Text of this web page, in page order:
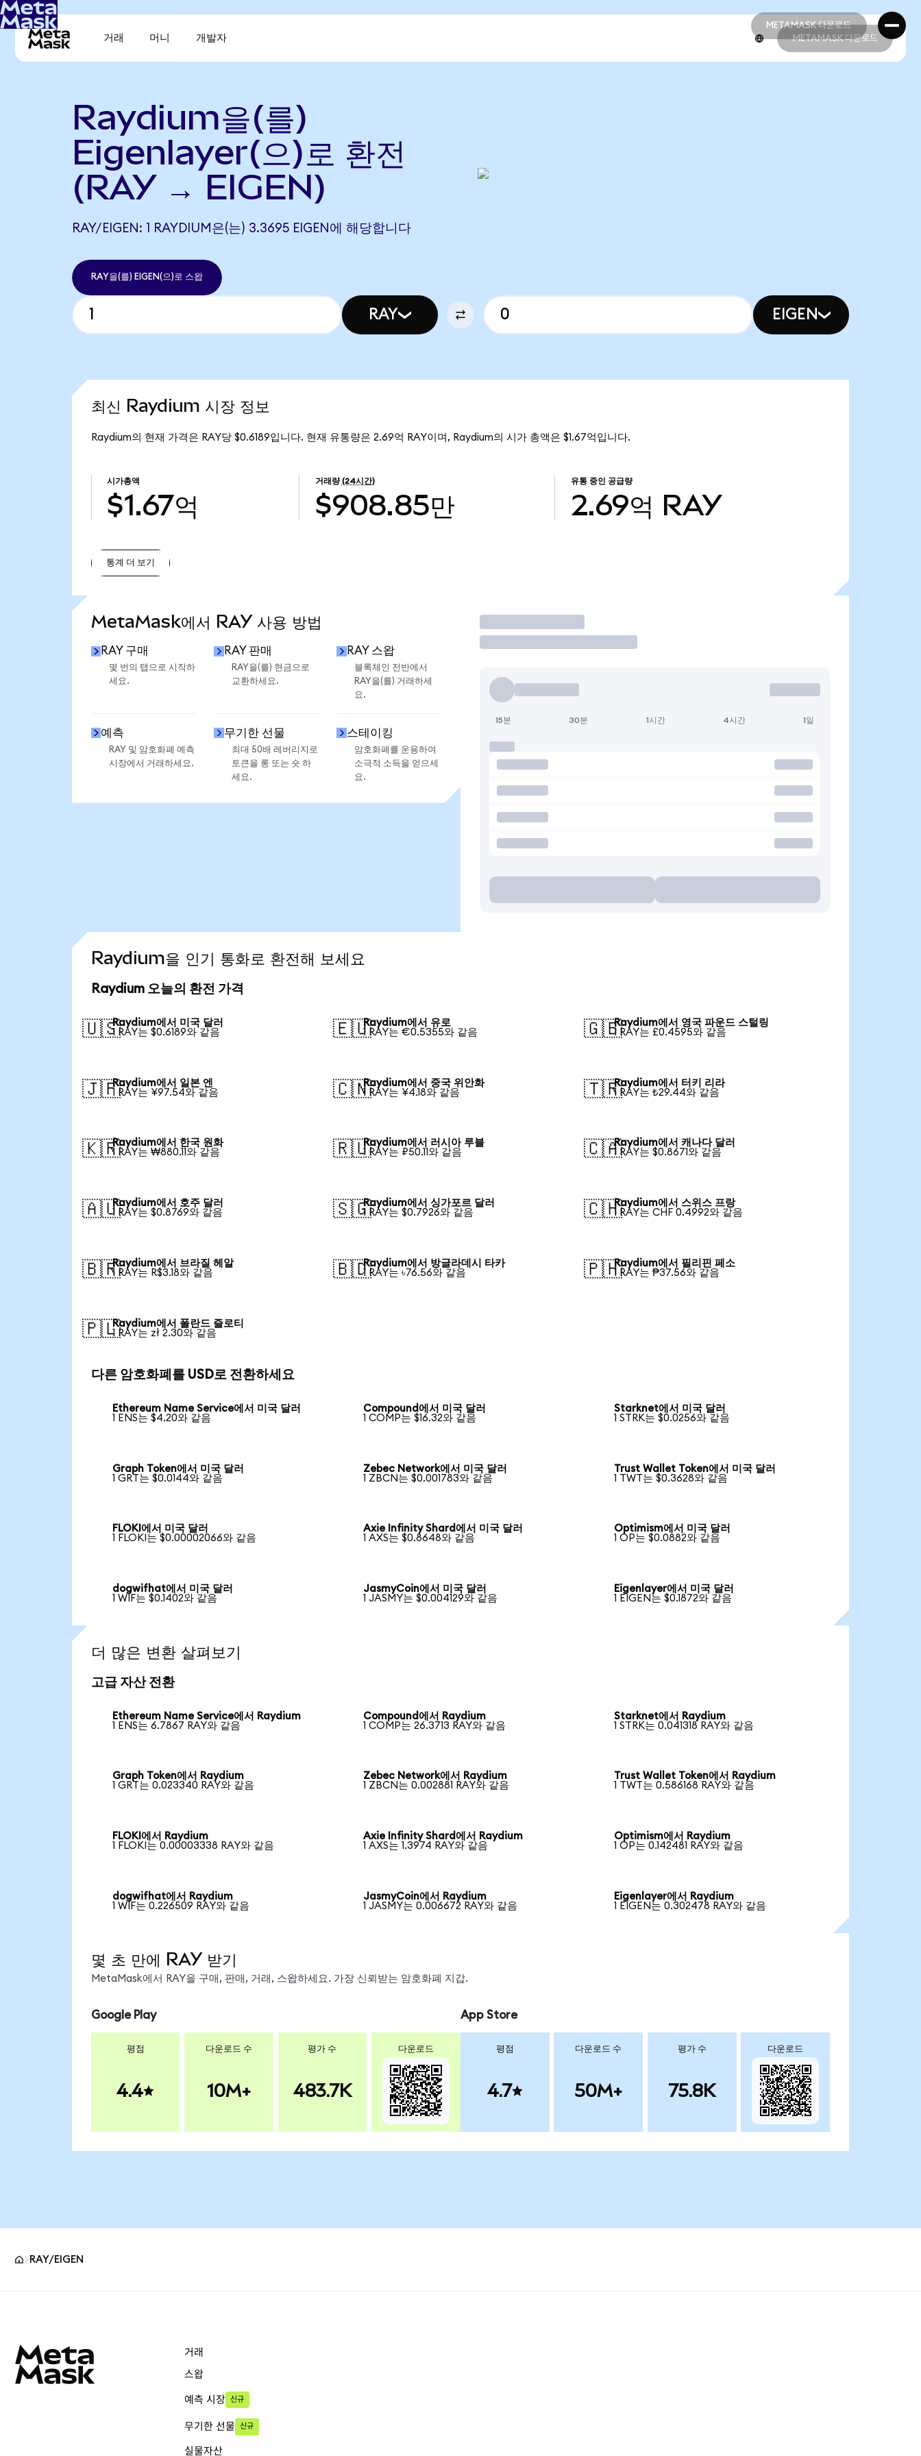
METAMASK 다운로드
METAMASK 다운로드
거래 머니 개발자 METAMASK 다운로드
Raydium을(를)
Eigenlayer(으)로 환전
(RAY → EIGEN)
RAY/EIGEN: 1 RAYDIUM은(는) 3.3695 EIGEN에 해당합니다
RAY을(를) EIGEN(으)로 스왑
RAY EIGEN
최신 Raydium 시장 정보
Raydium의 현재 가격은 RAY당 $0.6189입니다. 현재 유통량은 2.69억 RAY이며, Raydium의 시가 총액은 $1.67억입니다.
시가총액
$1.67억
거래량 (24시간)
$908.85만
유통 중인 공급량
2.69억 RAY
통계 더 보기
MetaMask에서 RAY 사용 방법
RAY 구매
몇 번의 탭으로 시작하
세요.
RAY 판매
RAY을(를) 현금으로
교환하세요.
RAY 스왑
블록체인 전반에서
RAY을(를) 거래하세
요.
예측
RAY 및 암호화폐 예측
시장에서 거래하세요.
무기한 선물
최대 50배 레버리지로
토큰을 롱 또는 숏 하
세요.
스테이킹
암호화폐를 운용하여
소극적 소득을 얻으세
요.
거래
15분 30분 1시간 4시간 1일
Raydium을 인기 통화로 환전해 보세요
Raydium 오늘의 환전 가격
🇺🇸Raydium에서 미국 달러
1 RAY는 $0.6189와 같음
🇪🇺Raydium에서 유로
1 RAY는 €0.5355와 같음
🇬🇧Raydium에서 영국 파운드 스털링
1 RAY는 £0.4595와 같음
🇯🇵Raydium에서 일본 엔
1 RAY는 ¥97.54와 같음
🇨🇳Raydium에서 중국 위안화
1 RAY는 ¥4.18와 같음
🇹🇷Raydium에서 터키 리라
1 RAY는 ₺29.44와 같음
🇰🇷Raydium에서 한국 원화
1 RAY는 ₩880.11와 같음
🇷🇺Raydium에서 러시아 루블
1 RAY는 ₽50.11와 같음
🇨🇦Raydium에서 캐나다 달러
1 RAY는 $0.8671와 같음
🇦🇺Raydium에서 호주 달러
1 RAY는 $0.8769와 같음
🇸🇬Raydium에서 싱가포르 달러
1 RAY는 $0.7926와 같음
🇨🇭Raydium에서 스위스 프랑
1 RAY는 CHF 0.4992와 같음
🇧🇷Raydium에서 브라질 헤알
1 RAY는 R$3.18와 같음
🇧🇩Raydium에서 방글라데시 타카
1 RAY는 ৳76.56와 같음
🇵🇭Raydium에서 필리핀 페소
1 RAY는 ₱37.56와 같음
🇵🇱Raydium에서 폴란드 즐로티
1 RAY는 zł 2.30와 같음
다른 암호화폐를 USD로 전환하세요
Ethereum Name Service에서 미국 달러
1 ENS는 $4.20와 같음
Compound에서 미국 달러
1 COMP는 $16.32와 같음
Starknet에서 미국 달러
1 STRK는 $0.0256와 같음
Graph Token에서 미국 달러
1 GRT는 $0.0144와 같음
Zebec Network에서 미국 달러
1 ZBCN는 $0.001783와 같음
Trust Wallet Token에서 미국 달러
1 TWT는 $0.3628와 같음
FLOKI에서 미국 달러
1 FLOKI는 $0.00002066와 같음
Axie Infinity Shard에서 미국 달러
1 AXS는 $0.8648와 같음
Optimism에서 미국 달러
1 OP는 $0.0882와 같음
dogwifhat에서 미국 달러
1 WIF는 $0.1402와 같음
JasmyCoin에서 미국 달러
1 JASMY는 $0.004129와 같음
Eigenlayer에서 미국 달러
1 EIGEN는 $0.1872와 같음
더 많은 변환 살펴보기
고급 자산 전환
Ethereum Name Service에서 Raydium
1 ENS는 6.7867 RAY와 같음
Compound에서 Raydium
1 COMP는 26.3713 RAY와 같음
Starknet에서 Raydium
1 STRK는 0.041318 RAY와 같음
Graph Token에서 Raydium
1 GRT는 0.023340 RAY와 같음
Zebec Network에서 Raydium
1 ZBCN는 0.002881 RAY와 같음
Trust Wallet Token에서 Raydium
1 TWT는 0.586168 RAY와 같음
FLOKI에서 Raydium
1 FLOKI는 0.00003338 RAY와 같음
Axie Infinity Shard에서 Raydium
1 AXS는 1.3974 RAY와 같음
Optimism에서 Raydium
1 OP는 0.142481 RAY와 같음
dogwifhat에서 Raydium
1 WIF는 0.226509 RAY와 같음
JasmyCoin에서 Raydium
1 JASMY는 0.006672 RAY와 같음
Eigenlayer에서 Raydium
1 EIGEN는 0.302478 RAY와 같음
몇 초 만에 RAY 받기
MetaMask에서 RAY을 구매, 판매, 거래, 스왑하세요. 가장 신뢰받는 암호화폐 지갑.
Google Play
평점
4.4
다운로드 수
10M+
평가 수
483.7K
다운로드
App Store
평점
4.7
다운로드 수
50M+
평가 수
75.8K
다운로드
RAY/EIGEN
거래
스왑
예측 시장 신규
무기한 선물 신규
실물자산